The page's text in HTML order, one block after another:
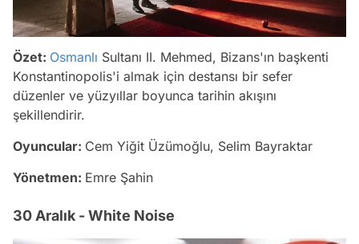
Özet: Osmanlı Sultanı II. Mehmed, Bizans'ın başkenti
Konstantinopolis'i almak için destansı bir sefer
düzenler ve yüzyıllar boyunca tarihin akışını
şekillendirir.
Oyuncular: Cem Yiğit Üzümoğlu, Selim Bayraktar
Yönetmen: Emre Şahin
30 Aralık - White Noise